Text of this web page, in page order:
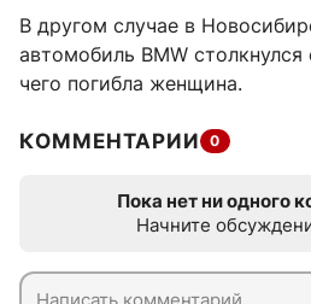
В другом случае в
автомобиль BMW столкнулся
чего погибла женщина.
КОММЕНТАРИИ 0
Пока нет ни одного
Начните